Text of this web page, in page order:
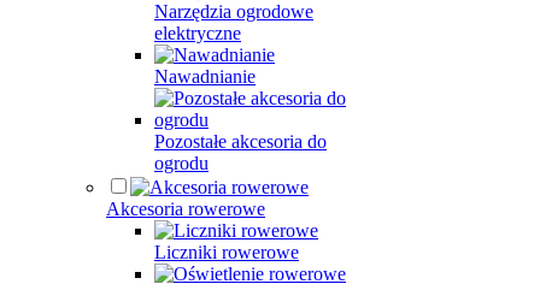
Narzędzia ogrodowe
elektryczne
Nawadnianie
Pozostałe akcesoria do
ogrodu
Akcesoria rowerowe
Liczniki rowerowe